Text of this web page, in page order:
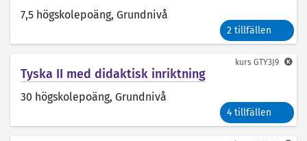
7,5 högskolepoäng, Grundnivå
2 tillfällen
Tyska II med didaktisk inriktning
30 högskolepoäng, Grundnivå
4 tillfällen
kurs GTY3J9